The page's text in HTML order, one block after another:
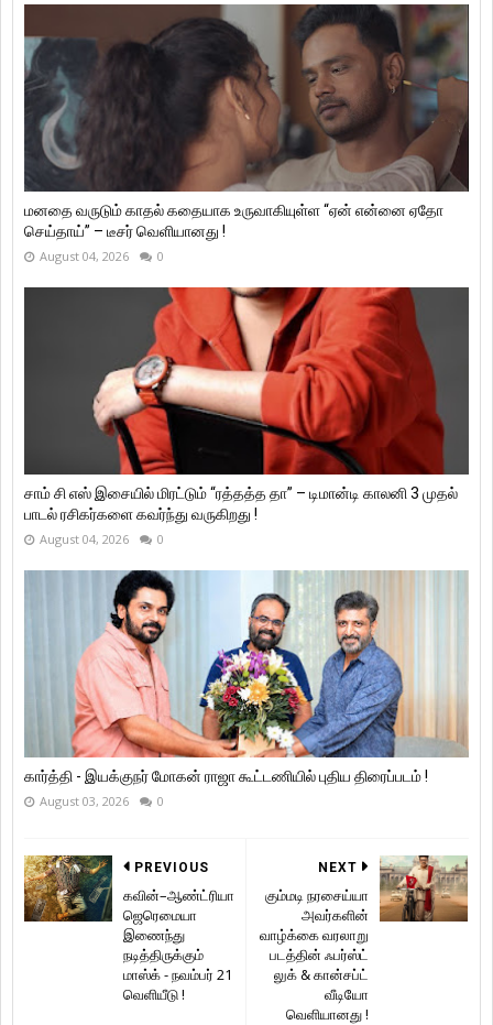
மனதை வருடும் காதல் கதையாக உருவாகியுள்ள “ஏன் என்னை ஏதோ
செய்தாய்” – டீசர் வெளியானது !
August 04, 2026 0
சாம் சி எஸ் இசையில் மிரட்டும் “ரத்தத்த தா” – டிமான்டி காலனி 3 முதல்
பாடல் ரசிகர்களை கவர்ந்து வருகிறது !
August 04, 2026 0
கார்த்தி - இயக்குநர் மோகன் ராஜா கூட்டணியில் புதிய திரைப்படம் !
August 03, 2026 0
NEXT
கும்மடி நரசைய்யா
அவர்களின்
வாழ்க்கை வரலாறு
படத்தின் ஃபர்ஸ்ட்
லுக் & கான்சப்ட்
வீடியோ
வெளியானது !
PREVIOUS
கவின்–ஆண்ட்ரியா
ஜெரெமையா
இணைந்து
நடித்திருக்கும்
மாஸ்க் - நவம்பர் 21
வெளியீடு !